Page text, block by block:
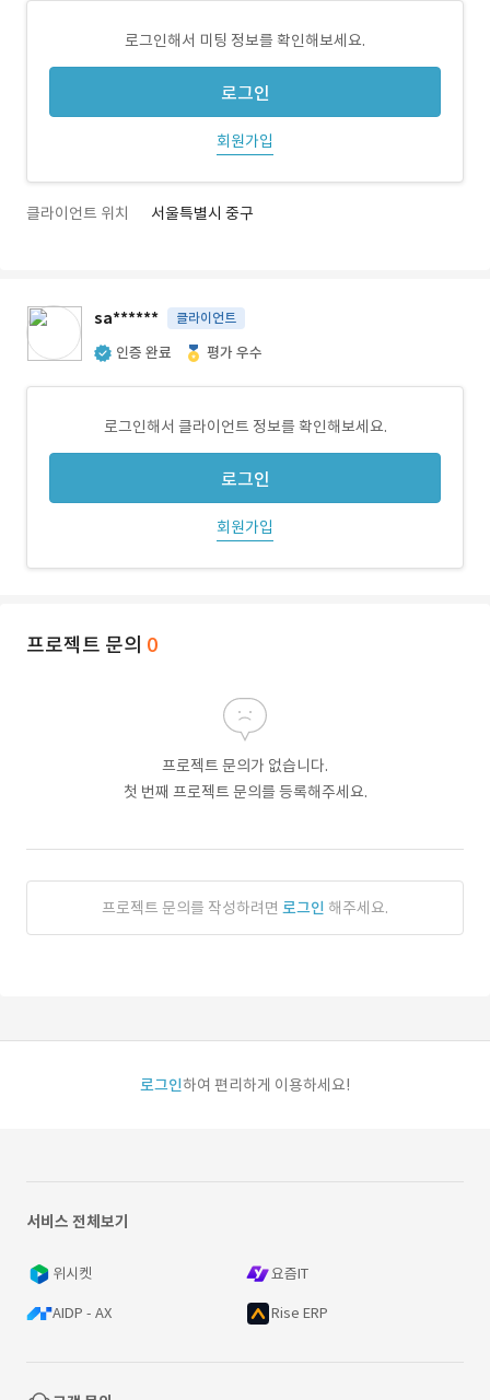
로그인해서 미팅 정보를 확인해보세요.
로그인
회원가입
클라이언트 위치 서울특별시 중구
sa****** 클라이언트
인증 완료 평가 우수
로그인해서 클라이언트 정보를 확인해보세요.
로그인
회원가입
프로젝트 문의 0
프로젝트 문의가 없습니다.
첫 번째 프로젝트 문의를 등록해주세요.
프로젝트 문의를 작성하려면 로그인 해주세요.
로그인하여 편리하게 이용하세요!
서비스 전체보기
위시켓 요즘IT
AIDP - AX Rise ERP